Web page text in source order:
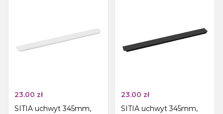
23.00 zł
SITIA uchwyt 345mm,
23.00 zł
SITIA uchwyt 345mm,